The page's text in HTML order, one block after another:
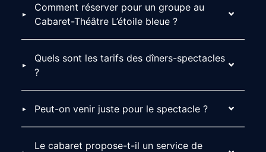
Comment réserver pour un groupe au
Cabaret-Théâtre L’étoile bleue ?
Quels sont les tarifs des dîners-spectacles
?
Peut-on venir juste pour le spectacle ?
Le cabaret propose-t-il un service de